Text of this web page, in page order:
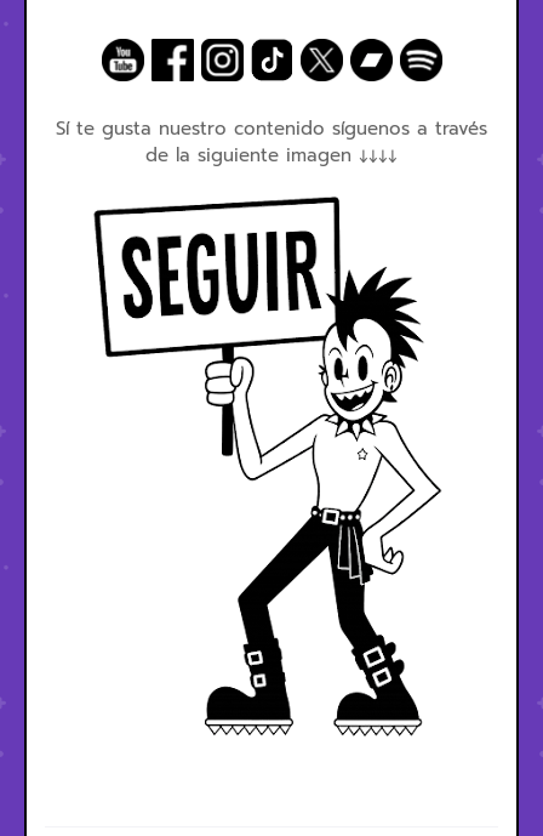
Sí te gusta nuestro contenido síguenos a través
de la siguiente imagen ↓↓↓↓